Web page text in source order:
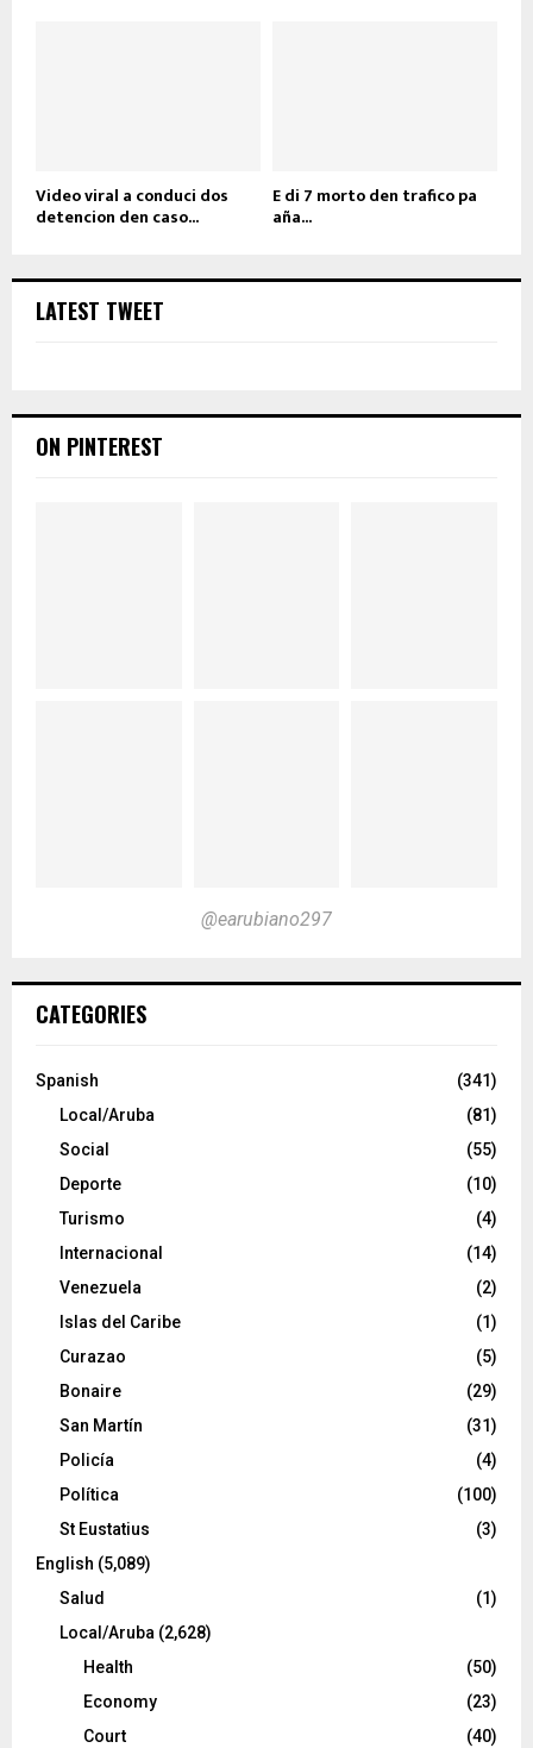
Video viral a conduci dos
detencion den caso...
E di 7 morto den trafico pa
aña...
LATEST TWEET
ON PINTEREST
@earubiano297
CATEGORIES
Spanish
(341)
Local/Aruba
(81)
Social
(55)
Deporte
(10)
Turismo
(4)
Internacional
(14)
Venezuela
(2)
Islas del Caribe
(1)
Curazao
(5)
Bonaire
(29)
San Martín
(31)
Policía
(4)
Política
(100)
St Eustatius
(3)
English (5,089)
Salud
(1)
Local/Aruba (2,628)
Health
(50)
Economy
(23)
Court
(40)